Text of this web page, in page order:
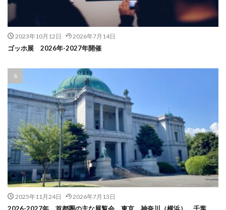
2023年10月12日 2026年7月14日
ゴッホ展 2026年-2027年開催
2025年11月24日 2026年7月13日